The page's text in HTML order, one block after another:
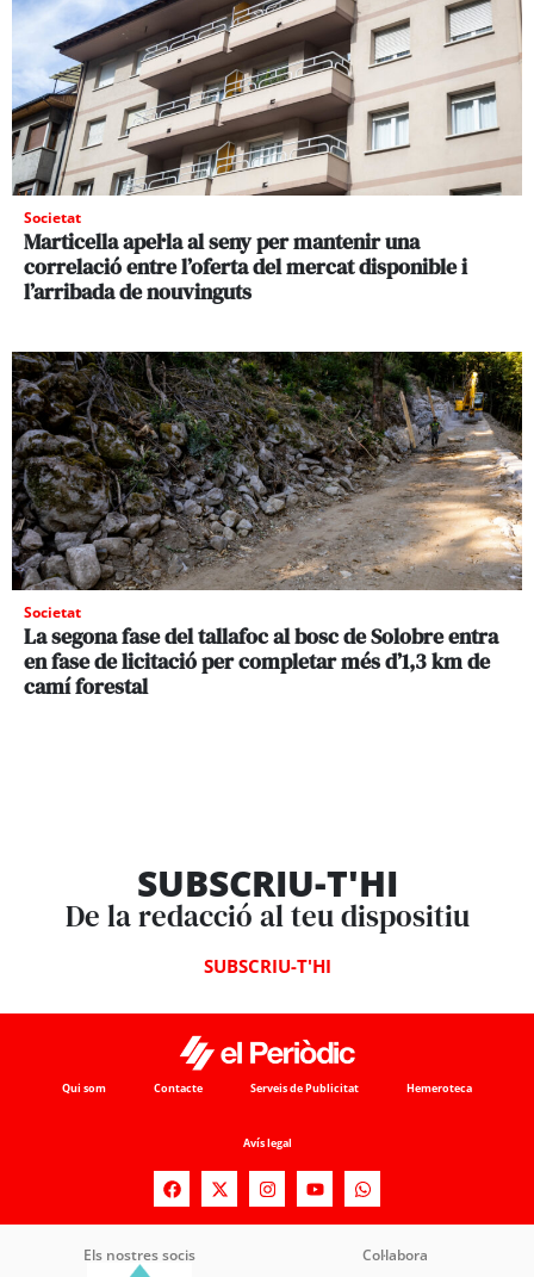
Societat
Marticella apel·la al seny per mantenir una
correlació entre l’oferta del mercat disponible i
l’arribada de nouvinguts
Societat
La segona fase del tallafoc al bosc de Solobre entra
en fase de licitació per completar més d’1,3 km de
camí forestal
SUBSCRIU-T'HI
De la redacció al teu dispositiu
SUBSCRIU-T'HI
Qui som Contacte Serveis de Publicitat Hemeroteca
Avís legal
Els nostres socis Col·labora